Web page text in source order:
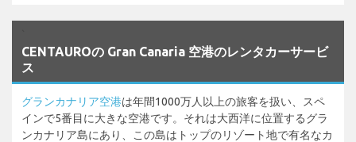
CENTAUROの Gran Canaria 空港のレンタカーサービ
ス
グランカナリア空港は年間1000万人以上の旅客を扱い、スペ
インで5番目に大きな空港です。それは大西洋に位置するグラ
ンカナリア島にあり、この島はトップのリゾート地で有名なカ